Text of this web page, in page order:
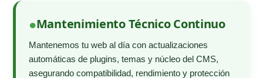
Mantenimiento Técnico Continuo
Mantenemos tu web al día con actualizaciones
automáticas de plugins, temas y núcleo del CMS,
asegurando compatibilidad, rendimiento y protección